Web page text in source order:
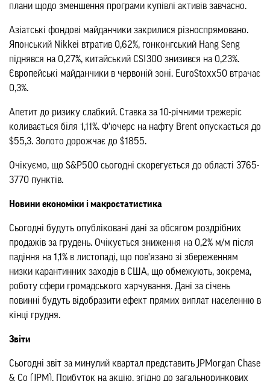
плани щодо зменшення програми купівлі активів завчасно.
Азіатські фондові майданчики закрилися різноспрямовано.
Японський Nikkei втратив 0,62%, гонконгський Hang Seng
піднявся на 0,27%, китайський CSI300 знизився на 0,23%.
Європейські майданчики в червоній зоні. EuroStoxx50 втрачає
0,3%.
Апетит до ризику слабкий. Ставка за 10-річними трежеріс
коливається біля 1,11%. Ф'ючерс на нафту Brent опускається до
$55,3. Золото дорожчає до $1855.
Очікуємо, що S&P500 сьогодні скорегується до області 3765-
3770 пунктів.
Новини економіки і макростатистика
Сьогодні будуть опубліковані дані за обсягом роздрібних
продажів за грудень. Очікується зниження на 0,2% м/м після
падіння на 1,1% в листопаді, що пов'язано зі збереженням
низки карантинних заходів в США, що обмежують, зокрема,
роботу сфери громадського харчування. Дані за січень
повинні будуть відобразити ефект прямих виплат населенню в
кінці грудня.
Звіти
Сьогодні звіт за минулий квартал представить JPMorgan Chase
& Co (JPM). Прибуток на акцію, згідно до загальноринкових